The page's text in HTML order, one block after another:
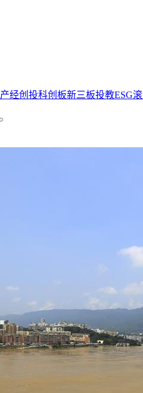
产经创投科创板新三板投教ESG